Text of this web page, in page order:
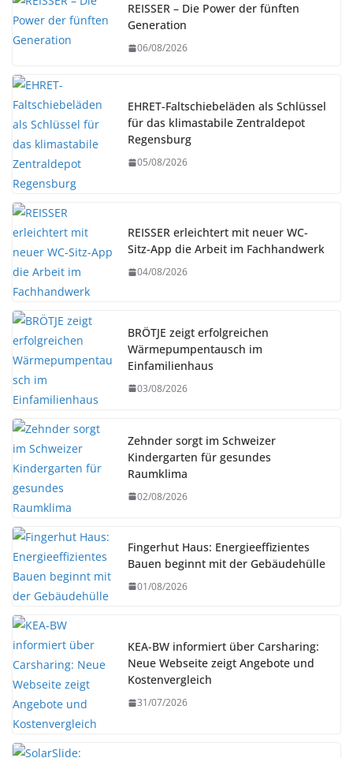
REISSER – Die Power der fünften
Generation
06/08/2026
EHRET-Faltschiebeläden als Schlüssel
für das klimastabile Zentraldepot
Regensburg
05/08/2026
REISSER erleichtert mit neuer WC-
Sitz-App die Arbeit im Fachhandwerk
04/08/2026
BRÖTJE zeigt erfolgreichen
Wärmepumpentausch im
Einfamilienhaus
03/08/2026
Zehnder sorgt im Schweizer
Kindergarten für gesundes
Raumklima
02/08/2026
Fingerhut Haus: Energieeffizientes
Bauen beginnt mit der Gebäudehülle
01/08/2026
KEA-BW informiert über Carsharing:
Neue Webseite zeigt Angebote und
Kostenvergleich
31/07/2026